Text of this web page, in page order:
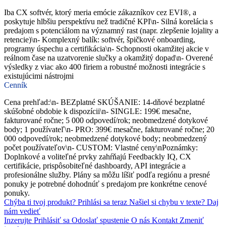
Iba CX softvér, ktorý meria emócie zákazníkov cez EVI®, a
poskytuje hlbšiu perspektívu než tradičné KPI\n- Silná korelácia s
predajom s potenciálom na významný rast (napr. zlepšenie lojality a
retencie)\n- Komplexný balík: softvér, špičkové onboarding,
programy úspechu a certifikácia\n- Schopnosti okamžitej akcie v
reálnom čase na uzatvorenie slučky a okamžitý dopad\n- Overené
výsledky z viac ako 400 firiem a robustné možnosti integrácie s
existujúcimi nástrojmi
Cenník
Cena prehľad:\n- BEZplatné SKÚŠANIE: 14-dňové bezplatné
skúšobné obdobie k dispozícii\n- SINGLE: 199€ mesačne,
fakturované ročne; 5 000 odpovedí/rok; neobmedzené dotykové
body; 1 používateľ\n- PRO: 399€ mesačne, fakturované ročne; 20
000 odpovedí/rok; neobmedzené dotykové body; neobmedzený
počet používateľov\n- CUSTOM: Vlastné ceny\nPoznámky:
Doplnkové a voliteľné prvky zahŕňajú Feedbackly IQ, CX
certifikácie, prispôsobiteľné dashboardy, API integrácie a
profesionálne služby. Plány sa môžu líšiť podľa regiónu a presné
ponuky je potrebné dohodnúť s predajom pre konkrétne cenové
ponuky.
Chýba ti tvoj produkt? Prihlási sa teraz Našiel si chybu v texte? Daj
nám vedieť
Inzerujte Prihlásiť sa Odoslať spustenie O nás Kontakt Zmeniť